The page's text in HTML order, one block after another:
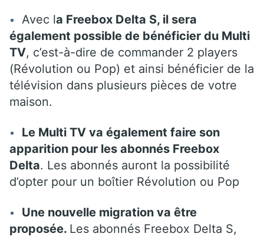
Avec la Freebox Delta S, il sera
également possible de bénéficier du Multi
TV, c’est-à-dire de commander 2 players
(Révolution ou Pop) et ainsi bénéficier de la
télévision dans plusieurs pièces de votre
maison.
Le Multi TV va également faire son
apparition pour les abonnés Freebox
Delta. Les abonnés auront la possibilité
d’opter pour un boîtier Révolution ou Pop
Une nouvelle migration va être
proposée. Les abonnés Freebox Delta S,